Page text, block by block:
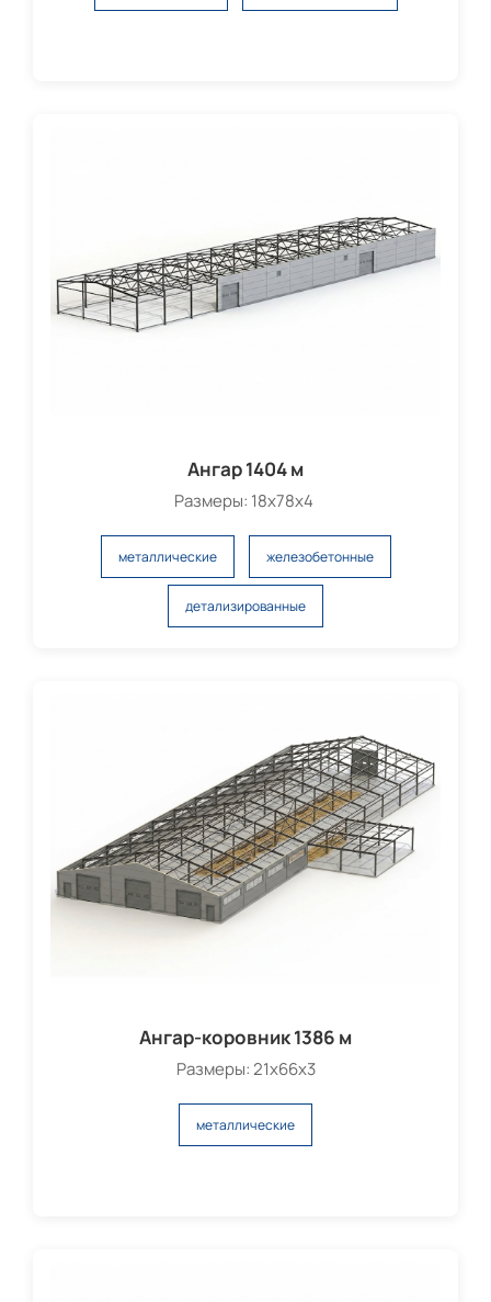
Ангар 1404 м
Размеры: 18х78х4
металлические железобетонные
детализированные
Ангар-коровник 1386 м
Размеры: 21х66х3
металлические